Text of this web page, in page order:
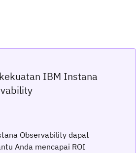
IBM Instana
Observability dapat
Anda mencapai ROI